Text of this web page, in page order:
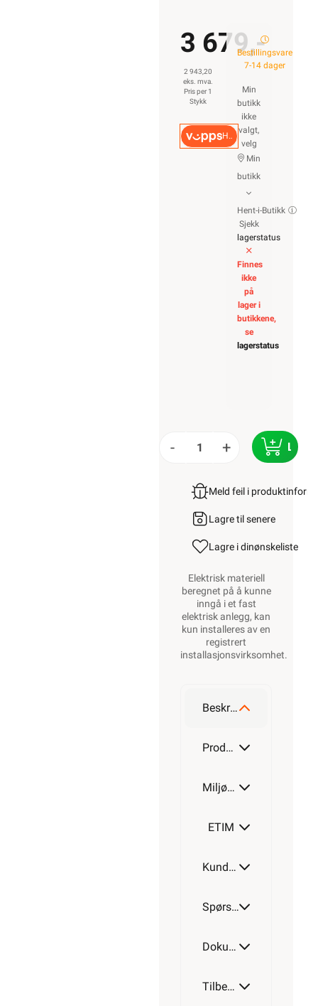
3 679,-
2 943,20
eks. mva.
Pris per 1
Stykk
Hurtigkasse
Bestillingsvare
7-14 dager
Min
butikk
ikke
valgt,
velg
Min
butikk
Hent-i-Butikk
Sjekk
lagerstatus
Finnes
ikke
på
lager i
butikkene,
se
lagerstatus
- +
Meld feil i
Lagre til senere
Lagre i dinønskeliste
Elektrisk materiell
beregnet på å kunne
inngå i et fast
elektrisk anlegg, kan
kun installeres av en
registrert
installasjonsvirksomhet.
Beskrivelse
Produktdetaljer
Miljøparametere
ETIM
Kundeomtale
Spørsmål og svar
Dokumentasjon
Tilbehør